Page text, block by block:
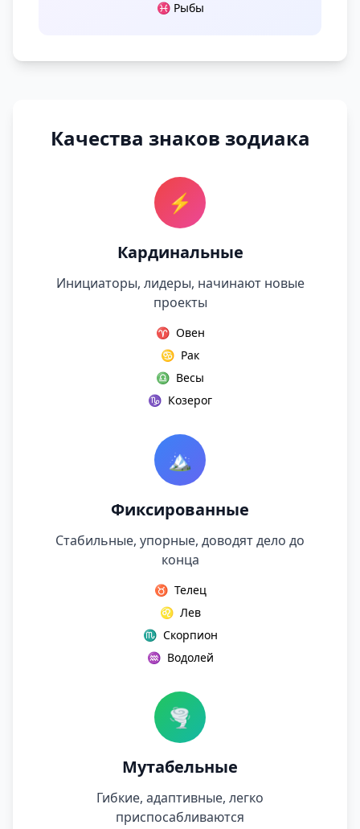
♓ Рыбы
Качества знаков зодиака
⚡
Кардинальные
Инициаторы, лидеры, начинают новые
проекты
♈ Овен
♋ Рак
♎ Весы
♑ Козерог
🏔️
Фиксированные
Стабильные, упорные, доводят дело до
конца
♉ Телец
♌ Лев
♏ Скорпион
♒ Водолей
🌪️
Мутабельные
Гибкие, адаптивные, легко
приспосабливаются